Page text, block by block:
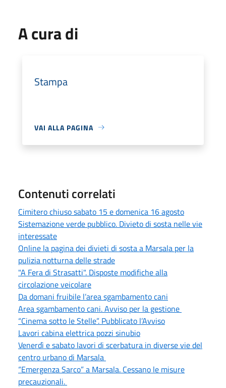
A cura di
Stampa
VAI ALLA PAGINA
Contenuti correlati
Cimitero chiuso sabato 15 e domenica 16 agosto
Sistemazione verde pubblico. Divieto di sosta nelle vie
interessate
Online la pagina dei divieti di sosta a Marsala per la
pulizia notturna delle strade
"A Fera di Strasatti". Disposte modifiche alla
circolazione veicolare
Da domani fruibile l’area sgambamento cani
Area sgambamento cani. Avviso per la gestione
“Cinema sotto le Stelle”. Pubblicato l’Avviso
Lavori cabina elettrica pozzi sinubio
Venerdì e sabato lavori di scerbatura in diverse vie del
centro urbano di Marsala
“Emergenza Sarco” a Marsala. Cessano le misure
precauzionali.